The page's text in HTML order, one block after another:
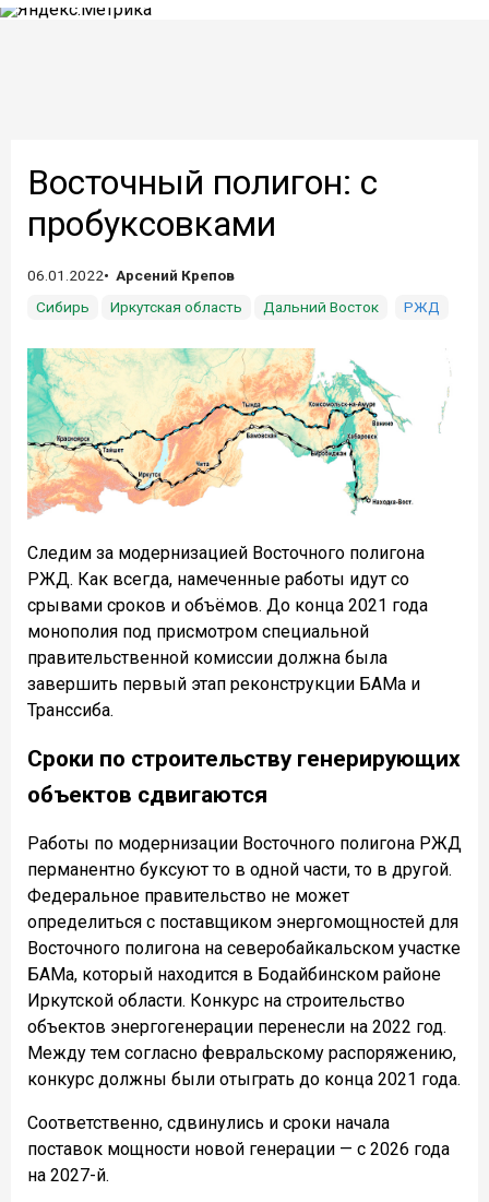
Восточный полигон: с
пробуксовками
06.01.2022
Арсений Крепов
Сибирь
Иркутская область Дальний Восток РЖД
Следим за модернизацией Восточного полигона
РЖД. Как всегда, намеченные работы идут со
срывами сроков и объёмов. До конца 2021 года
монополия под присмотром специальной
правительственной комиссии должна была
завершить первый этап реконструкции БАМа и
Транссиба.
Сроки по строительству генерирующих
объектов сдвигаются
Работы по модернизации Восточного полигона РЖД
перманентно буксуют то в одной части, то в другой.
Федеральное правительство не может
определиться с поставщиком энергомощностей для
Восточного полигона на северобайкальском участке
БАМа, который находится в Бодайбинском районе
Иркутской области. Конкурс на строительство
объектов энергогенерации перенесли на 2022 год.
Между тем согласно февральскому распоряжению,
конкурс должны были отыграть до конца 2021 года.
Соответственно, сдвинулись и сроки начала
поставок мощности новой генерации — с 2026 года
на 2027-й.